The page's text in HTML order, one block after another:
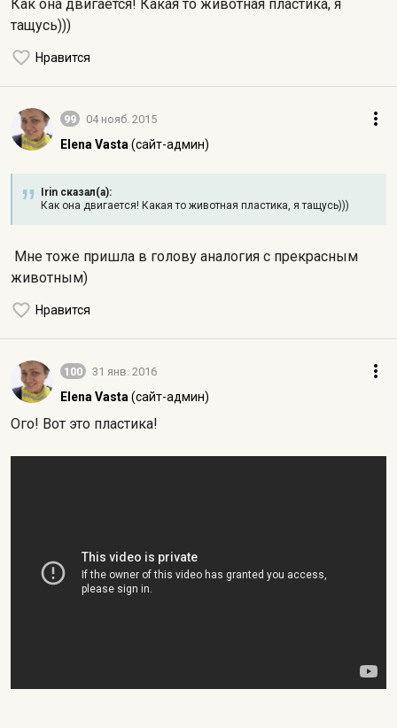
Как она двигается! Какая то животная пластика, я
тащусь)))
Нравится
99 04 нояб. 2015
Elena Vasta (сайт-админ)
Irin сказал(а):
Как она двигается! Какая то животная пластика, я тащусь)))
Мне тоже пришла в голову аналогия с прекрасным
животным)
Нравится
100 31 янв. 2016
Elena Vasta (сайт-админ)
Ого! Вот это пластика!